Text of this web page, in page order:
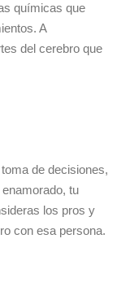
químicas que
A
del cerebro que
de decisiones,
tu
los pros y
con esa persona.